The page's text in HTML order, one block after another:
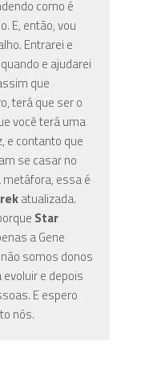
como é
E, então, vou
Entrarei e
e ajudarei
que
terá que ser o
você terá uma
e contanto que
se casar no
essa é
atualizada.
Star
a Gene
somos donos
e depois
E espero
nós.